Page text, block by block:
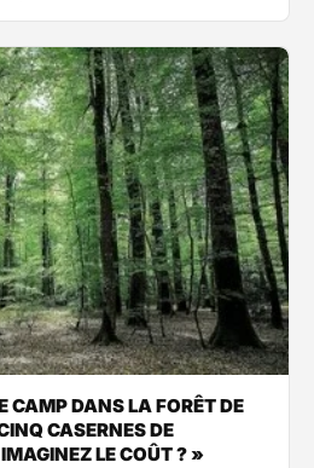
CAMP DANS LA FORÊT DE
CASERNES DE
LE COÛT ? »